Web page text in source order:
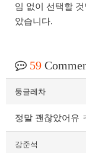
임 없이 선택할
았습니다.
59
둥글레차
정말 괜찮았어유
강준석